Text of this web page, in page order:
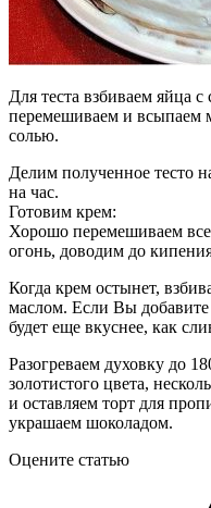
Для теста взбиваем яйца
перемешиваем и всыпаем
солью.
Делим полученное тесто
на час.
Готовим крем:
Хорошо перемешиваем
огонь, доводим до
Когда крем остынет,
маслом. Если Вы
будет еще вкуснее, как
Разогреваем духовку до
золотистого цвета,
и оставляем торт для
украшаем шоколадом.
Оцените статью